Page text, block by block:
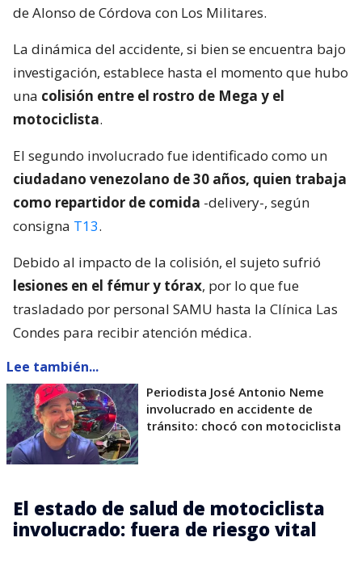
de Alonso de Córdova con Los Militares.
La dinámica del accidente, si bien se encuentra bajo
investigación, establece hasta el momento que hubo
una colisión entre el rostro de Mega y el
motociclista.
El segundo involucrado fue identificado como un
ciudadano venezolano de 30 años, quien trabaja
como repartidor de comida -delivery-, según
consigna T13.
Debido al impacto de la colisión, el sujeto sufrió
lesiones en el fémur y tórax, por lo que fue
trasladado por personal SAMU hasta la Clínica Las
Condes para recibir atención médica.
Lee también...
Periodista José Antonio Neme
involucrado en accidente de
tránsito: chocó con motociclista
El estado de salud de motociclista
involucrado: fuera de riesgo vital